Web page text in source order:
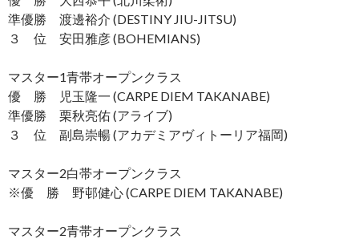
準優勝 渡邊裕介 (DESTINY JIU-JITSU)
３ 位 安田雅彦 (BOHEMIANS)
マスター1青帯オープンクラス
優 勝 児玉隆一 (CARPE DIEM TAKANABE)
準優勝 栗秋亮佑 (アライブ)
３ 位 副島崇暢 (アカデミアヴィトーリア福岡)
マスター2白帯オープンクラス
※優 勝 野邨健心 (CARPE DIEM TAKANABE)
マスター2青帯オープンクラス